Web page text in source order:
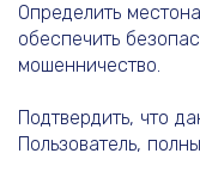
Определить
обеспечить
мошенничество.
Подтвердить, что
Пользователь,